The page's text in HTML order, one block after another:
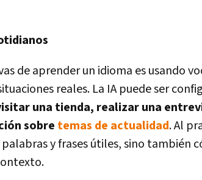
de aprender un idioma es usando
reales. La IA puede ser
una tienda, realizar una
sobre temas de actualidad. Al
y frases útiles, sino también